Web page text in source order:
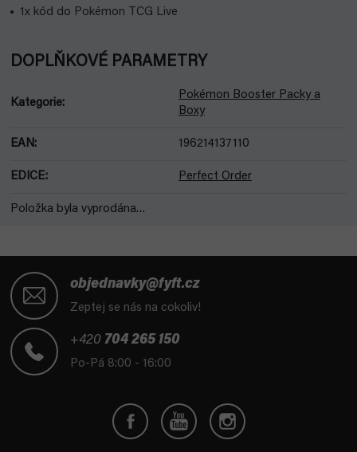
1x kód do Pokémon TCG Live
DOPLŇKOVÉ PARAMETRY
Kategorie:
Pokémon Booster Packy a
Boxy
EAN: 196214137110
EDICE: Perfect Order
Položka byla vyprodána…
objednavky@fyft.cz
Zeptej se nás na cokoliv!
+420 704 265 150
Po-Pá 8:00 - 16:00